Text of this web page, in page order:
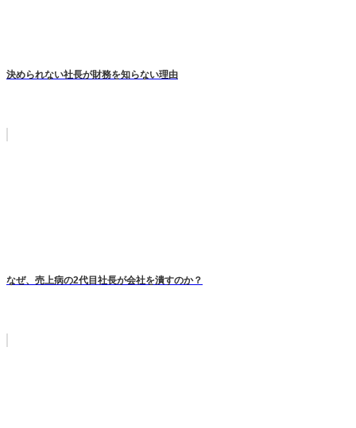
決められない社長が財務を知らない理由
なぜ、売上病の2代目社長が会社を潰すのか？